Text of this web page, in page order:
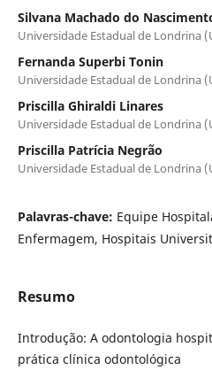
Silvana Machado do
Universidade Estadual de Londrina
Fernanda Superbi Tonin
Universidade Estadual de Londrina
Priscilla Ghiraldi Linares
Universidade Estadual de Londrina
Priscilla Patrícia Negrão
Universidade Estadual de Londrina
Palavras-chave: Equipe
Enfermagem, Hospitais
Resumo
Introdução: A odontologia
prática clínica odontológica